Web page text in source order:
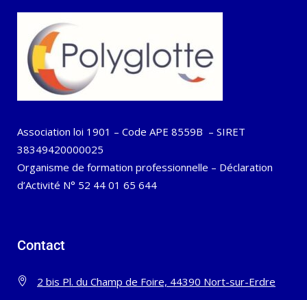
Association loi 1901 – Code APE 8559B – SIRET
38349420000025
Organisme de formation professionnelle – Déclaration
d’Activité N° 52 44 01 65 644
Contact
2 bis Pl. du Champ de Foire, 44390 Nort-sur-Erdre